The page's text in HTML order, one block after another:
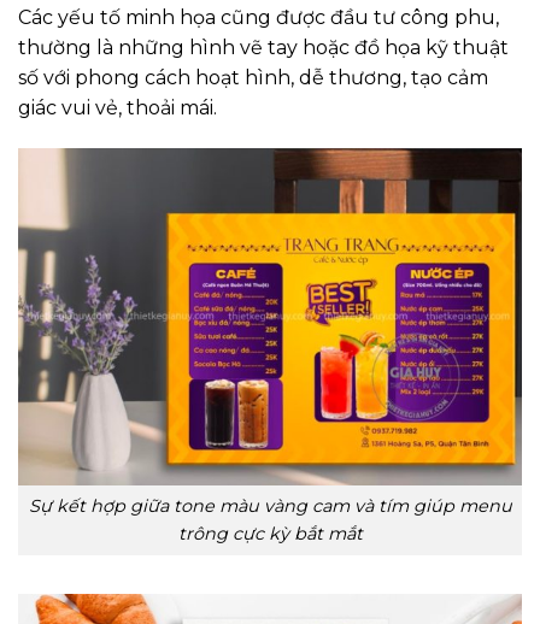
Các yếu tố minh họa cũng được đầu tư công phu,
thường là những hình vẽ tay hoặc đồ họa kỹ thuật
số với phong cách hoạt hình, dễ thương, tạo cảm
giác vui vẻ, thoải mái.
Sự kết hợp giữa tone màu vàng cam và tím giúp menu
trông cực kỳ bắt mắt